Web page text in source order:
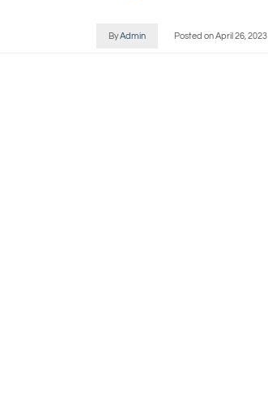
ByAdmin Posted onApril 26, 2023